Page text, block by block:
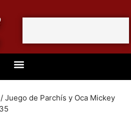
/ Juego de Parchís y Oca Mickey